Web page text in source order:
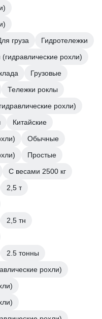
груза
Гидротележки
рохли)
Грузовые
Тележки роклы
рохли)
Китайские
Обычные
Простые
С весами 2500 кг
2,5 т
2,5 тн
2.5 тонны
рохли)